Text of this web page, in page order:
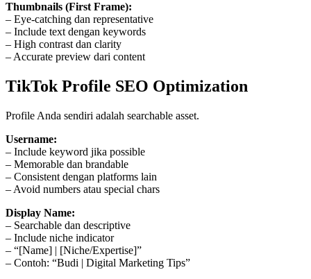
Thumbnails (First Frame):
– Eye-catching dan representative
– Include text dengan keywords
– High contrast dan clarity
– Accurate preview dari content
TikTok Profile SEO Optimization
Profile Anda sendiri adalah searchable asset.
Username:
– Include keyword jika possible
– Memorable dan brandable
– Consistent dengan platforms lain
– Avoid numbers atau special chars
Display Name:
– Searchable dan descriptive
– Include niche indicator
– “[Name] | [Niche/Expertise]”
– Contoh: “Budi | Digital Marketing Tips”